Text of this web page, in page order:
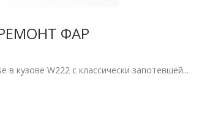
РЕМОНТ ФАР
в кузове W222 с классически запотевшей...